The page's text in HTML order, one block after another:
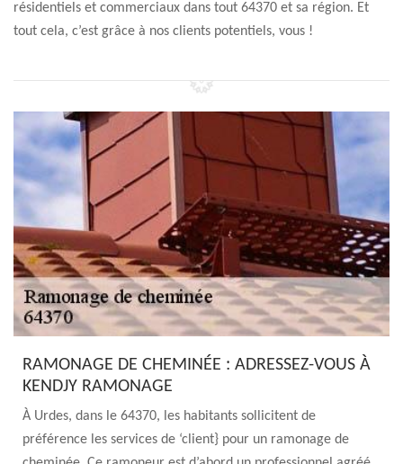
résidentiels et commerciaux dans tout 64370 et sa région. Et
tout cela, c’est grâce à nos clients potentiels, vous !
RAMONAGE DE CHEMINÉE : ADRESSEZ-VOUS À
KENDJY RAMONAGE
À Urdes, dans le 64370, les habitants sollicitent de
préférence les services de ‘client} pour un ramonage de